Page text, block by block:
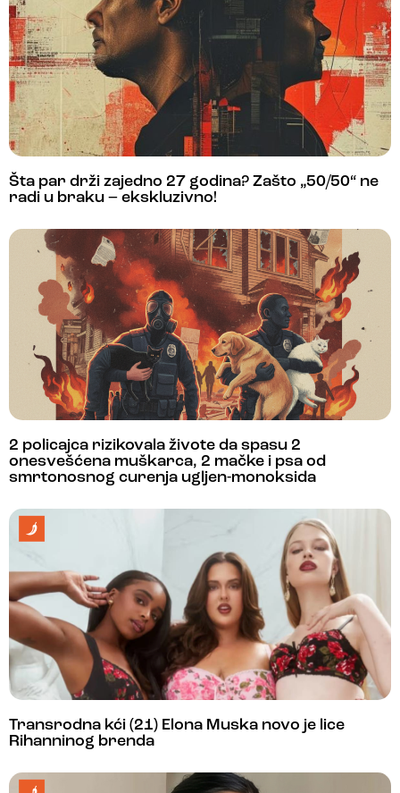
Šta par drži zajedno 27 godina? Zašto „50/50“ ne
radi u braku – ekskluzivno!
2 policajca rizikovala živote da spasu 2
onesvešćena muškarca, 2 mačke i psa od
smrtonosnog curenja ugljen-monoksida
Transrodna kći (21) Elona Muska novo je lice
Rihanninog brenda